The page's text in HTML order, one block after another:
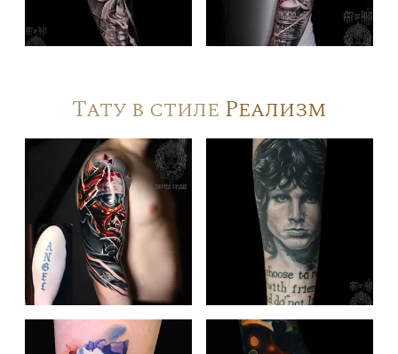
Тату в стиле Реализм